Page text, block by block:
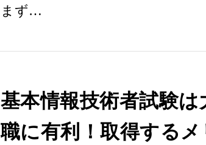
まず…
基本情報技術者試験は
職に有利！取得する